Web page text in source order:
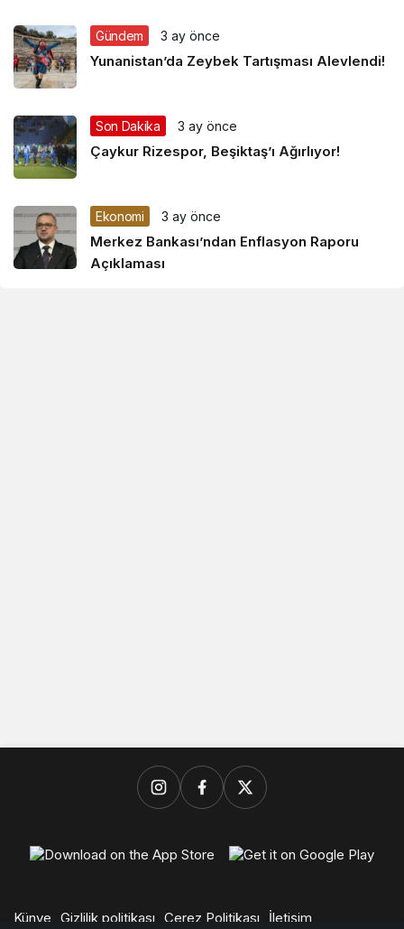
Gündem 3 ay önce
Yunanistan’da Zeybek Tartışması Alevlendi!
Son Dakika 3 ay önce
Çaykur Rizespor, Beşiktaş’ı Ağırlıyor!
Ekonomi 3 ay önce
Merkez Bankası’ndan Enflasyon Raporu
Açıklaması
Künye Gizlilik politikası Çerez Politikası
İletişim